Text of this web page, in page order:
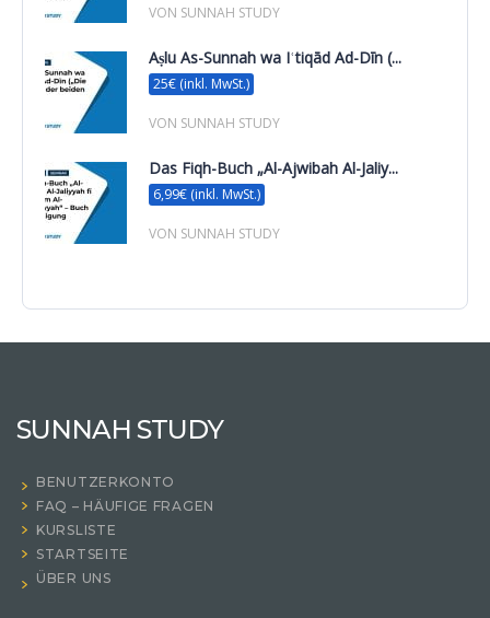
VON SUNNAH STUDY
Aṣlu As-Sunnah wa Iʿtiqād Ad-Dīn (...
25€ (inkl. MwSt.)
VON SUNNAH STUDY
Das Fiqh-Buch „Al-Ajwibah Al-Jaliy...
6,99€ (inkl. MwSt.)
VON SUNNAH STUDY
SUNNAH STUDY
BENUTZERKONTO
FAQ – HÄUFIGE FRAGEN
KURSLISTE
STARTSEITE
ÜBER UNS